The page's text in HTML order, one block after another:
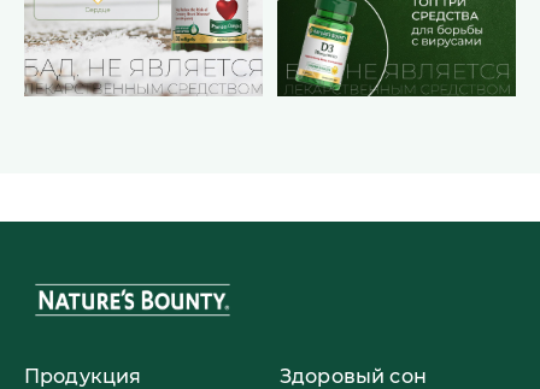
Продукция
Здоровый сон